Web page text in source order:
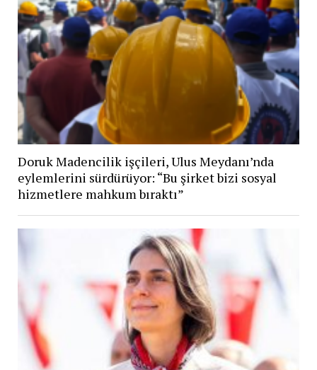
Doruk Madencilik işçileri, Ulus Meydanı’nda
eylemlerini sürdürüyor: “Bu şirket bizi sosyal
hizmetlere mahkum bıraktı”